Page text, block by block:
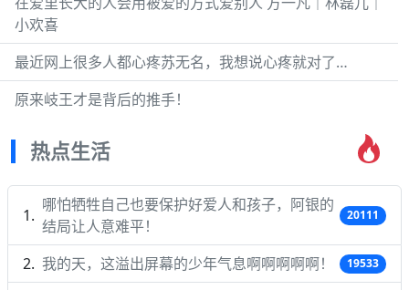
小欢喜
最近网上很多人都心疼苏无名，我想说心疼就对了…
原来岐王才是背后的推手！
热点生活
哪怕牺牲自己也要保护好爱人和孩子，阿银的
结局让人意难平！
20111
我的天，这溢出屏幕的少年气息啊啊啊啊啊！ 19533